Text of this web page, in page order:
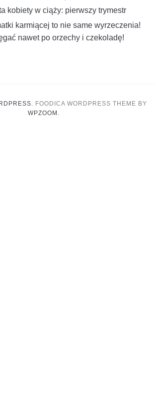
kobiety w ciąży: pierwszy trymestr
karmiącej to nie same wyrzeczenia!
nawet po orzechy i czekoladę!
FOODICA WORDPRESS THEME BY
WPZOOM.